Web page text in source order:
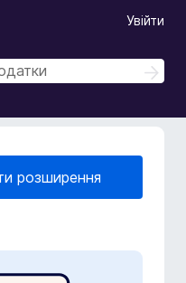
Увійти
П
о
у
розширення